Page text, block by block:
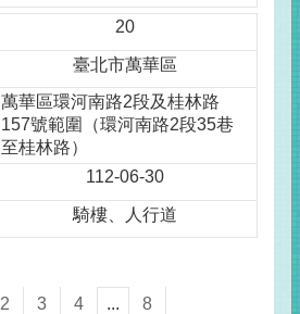
20
臺北市萬華區
萬華區環河南路2段及桂林路
157號範圍（環河南路2段35巷
至桂林路）
112-06-30
騎樓、人行道
2 3 4 ... 8